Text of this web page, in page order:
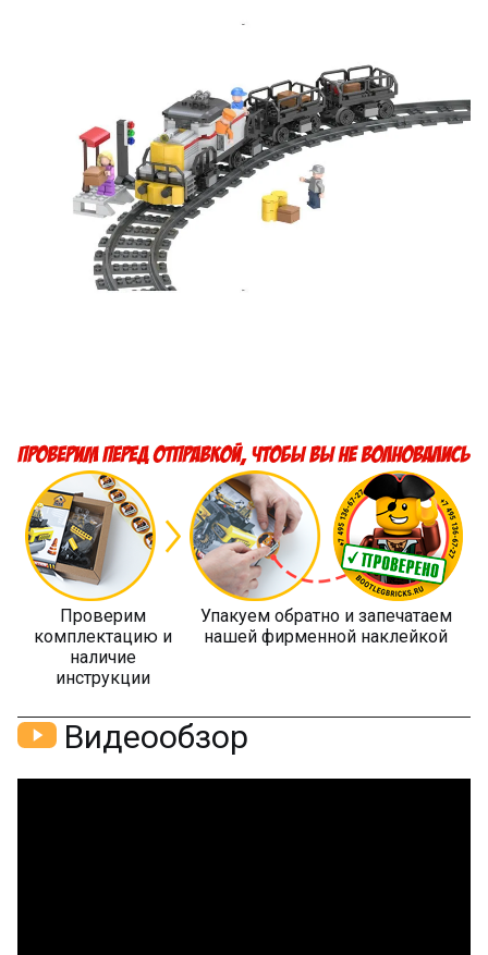
Проверим
комплектацию и
наличие
инструкции
Упакуем обратно и запечатаем
нашей фирменной наклейкой
Видеообзор